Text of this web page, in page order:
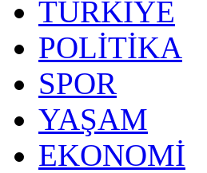
TÜRKİYE
POLİTİKA
SPOR
YAŞAM
EKONOMİ